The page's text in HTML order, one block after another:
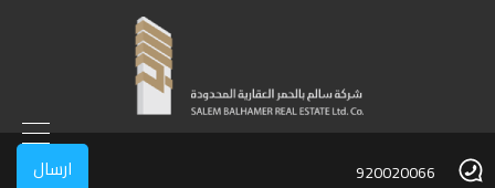
920020066 ارسال